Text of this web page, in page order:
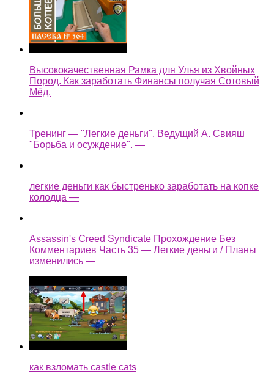
Высококачественная Рамка для Улья из Хвойных
Пород. Как заработать Финансы получая Сотовый
Мёд.
Тренинг — "Легкие деньги". Ведущий А. Свияш
"Борьба и осуждение". —
легкие деньги как быстренько заработать на копке
колодца —
Assassin's Creed Syndicate Прохождение Без
Комментариев Часть 35 — Легкие деньги / Планы
изменились —
как взломать castle cats